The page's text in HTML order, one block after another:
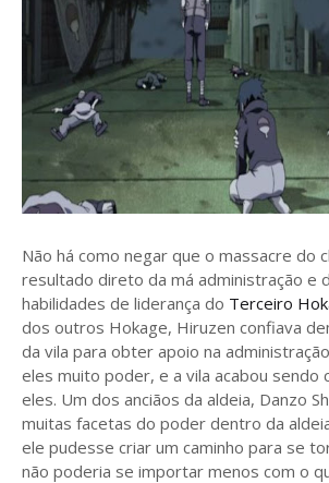
Não há como negar que o massacre do
resultado direto da má administração e
habilidades de liderança do Terceiro
dos outros Hokage, Hiruzen confiava
da vila para obter apoio na
eles muito poder, e a vila acabou sendo
eles. Um dos anciãos da aldeia, Danzo
muitas facetas do poder dentro da
ele pudesse criar um caminho para se
não poderia se importar menos com o